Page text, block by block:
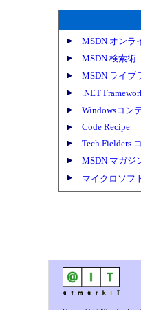
MSDN オンラ
MSDN 検索術
MSDN ライブ
.NET
Windowsコン
Code Recipe
Tech Fielders
MSDN マガジ
マイクロソフ